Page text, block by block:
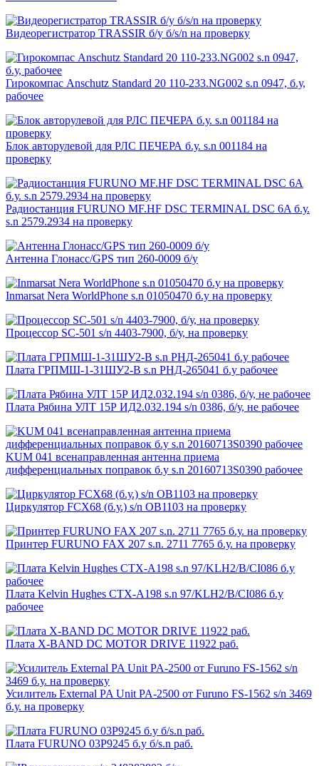
Видеорегистратор TRASSIR б/у б/s/n на проверку
Гирокомпас Anschutz Standard 20 110-233.NG002 s.n 0947, б.у,
рабочее
Блок авторулевой для РЛС ПЕЧЕРА б.у. s.n 001184 на
проверку
Радиостанция FURUNO MF.HF DSC TERMINAL DSC 6A б.у.
s.n 2579.2934 на проверку
Антенна Глонасс/GPS тип 260-0009 б/у
Inmarsat Nera WorldPhone s.n 01050470 б.у на проверку
Процессор SC-501 s/n 4403-7900, б/у, на проверку
Плата ГРПМШ-1-31ШУ2-В s.n РНД-265041 б.у рабочее
Плата Рябина УЛТ 15Р ИД2.032.194 s/n 0386, б/у, не рабочее
KUM 041 всенаправленная антенна приема
дифференциальных поправок б.у s.n 20160713S0390 рабочее
Циркулятор FCX68 (б.у.) s/n OB1103 на проверку
Принтер FURUNO FAX 207 s.n. 2711 7765 б.у. на проверку
Плата Kelvin Hughes CTX-A198 s.n 97/KLH2/B/CI086 б.у
рабочее
Плата X-BAND DC MOTOR DRIVE 11922 раб.
Усилитель External PA Unit PA-2500 от Furuno FS-1562 s/n 3469
б.у. на проверку
Плата FURUNO 03P9245 б.у б/s.n раб.